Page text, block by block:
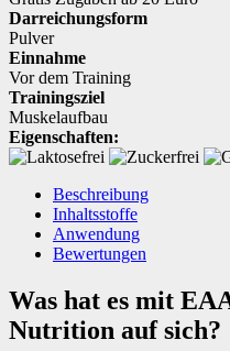
Darreichungsform
Pulver
Einnahme
Vor dem Training
Trainingsziel
Muskelaufbau
Eigenschaften:
Beschreibung
Inhaltsstoffe
Anwendung
Bewertungen
Was hat es mit
Nutrition auf sich?